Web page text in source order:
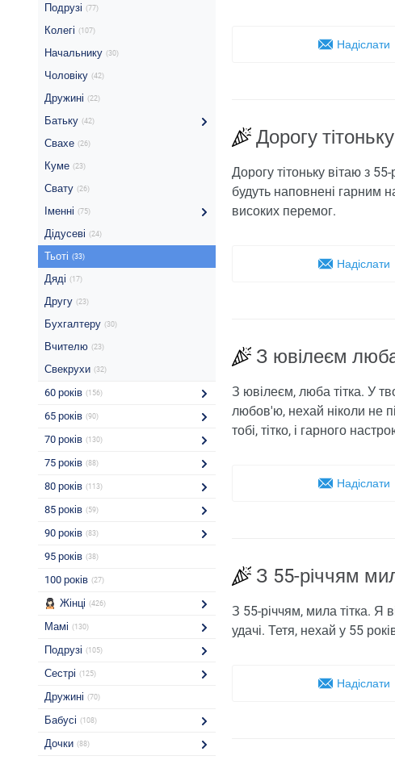
Подрузі (77)
Колегі (107)
Начальнику (30)
Чоловіку (42)
Дружині (22)
Батьку (42)
Свахе (26)
Куме (23)
Свату (26)
Іменні (75)
Дідусеві (24)
Тьоті (33)
Дяді (17)
Другу (23)
Бухгалтеру (30)
Вчителю (23)
Свекрухи (32)
60 років (156)
65 років (90)
70 років (130)
75 років (88)
80 років (113)
85 років (59)
90 років (83)
95 років (38)
100 років (27)
Жінці (426)
Мамі (130)
Подрузі (105)
Сестрі (125)
Дружині (70)
Бабусі (108)
Дочки (88)
Надіслати
Дорогу
Дорогу тітоньку вітаю з
будуть наповнені гарним
високих перемог.
Надіслати
З ювілеєм люба
З ювілеєм, люба тітка. У
любов'ю, нехай ніколи не
тобі, тітко, і гарного
Надіслати
З 55-річчям
З 55-річчям, мила тітка. Я
удачі. Тетя, нехай у 55
Надіслати